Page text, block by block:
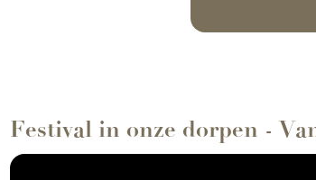
Festival in onze dorpen -